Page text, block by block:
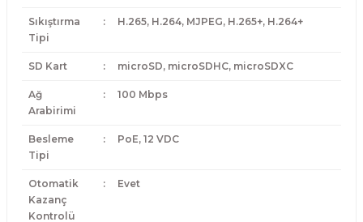
Sıkıştırma
Tipi
: H.265, H.264, MJPEG, H.265+, H.264+
SD Kart : microSD, microSDHC, microSDXC
Ağ
Arabirimi
: 100 Mbps
Besleme
Tipi
: PoE, 12 VDC
Otomatik
Kazanç
Kontrolü
: Evet